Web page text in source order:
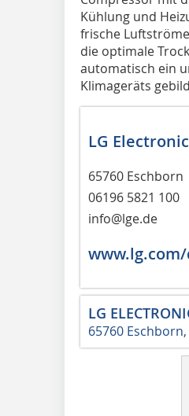
Kühlung und
frische
die optimale
automatisch ein
Klimageräts
LG
65760 Eschborn
06196 5821 100
info@lge.de
LG
65760